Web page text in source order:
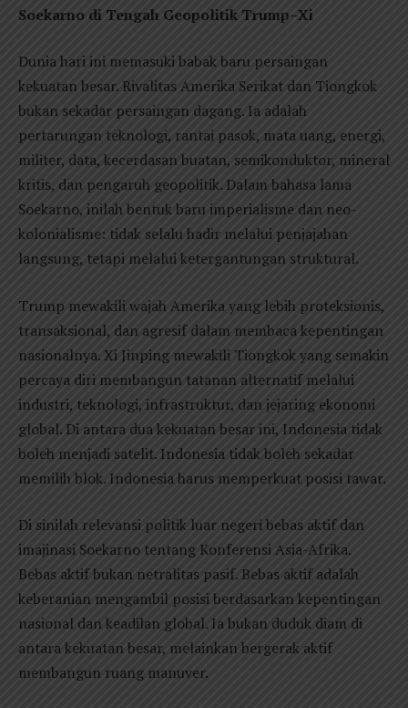
Soekarno di Tengah Geopolitik Trump–Xi
Dunia hari ini memasuki babak baru persaingan
kekuatan besar. Rivalitas Amerika Serikat dan Tiongkok
bukan sekadar persaingan dagang. Ia adalah
pertarungan teknologi, rantai pasok, mata uang, energi,
militer, data, kecerdasan buatan, semikonduktor, mineral
kritis, dan pengaruh geopolitik. Dalam bahasa lama
Soekarno, inilah bentuk baru imperialisme dan neo-
kolonialisme: tidak selalu hadir melalui penjajahan
langsung, tetapi melalui ketergantungan struktural.
Trump mewakili wajah Amerika yang lebih proteksionis,
transaksional, dan agresif dalam membaca kepentingan
nasionalnya. Xi Jinping mewakili Tiongkok yang semakin
percaya diri membangun tatanan alternatif melalui
industri, teknologi, infrastruktur, dan jejaring ekonomi
global. Di antara dua kekuatan besar ini, Indonesia tidak
boleh menjadi satelit. Indonesia tidak boleh sekadar
memilih blok. Indonesia harus memperkuat posisi tawar.
Di sinilah relevansi politik luar negeri bebas aktif dan
imajinasi Soekarno tentang Konferensi Asia-Afrika.
Bebas aktif bukan netralitas pasif. Bebas aktif adalah
keberanian mengambil posisi berdasarkan kepentingan
nasional dan keadilan global. Ia bukan duduk diam di
antara kekuatan besar, melainkan bergerak aktif
membangun ruang manuver.